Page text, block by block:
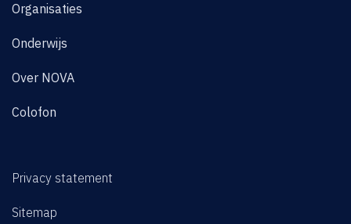
Organisaties
Onderwijs
Over NOVA
Colofon
Privacy statement
Sitemap